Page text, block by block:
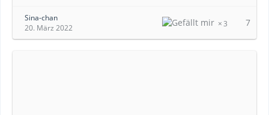
Sina-chan
20. März 2022
3 7